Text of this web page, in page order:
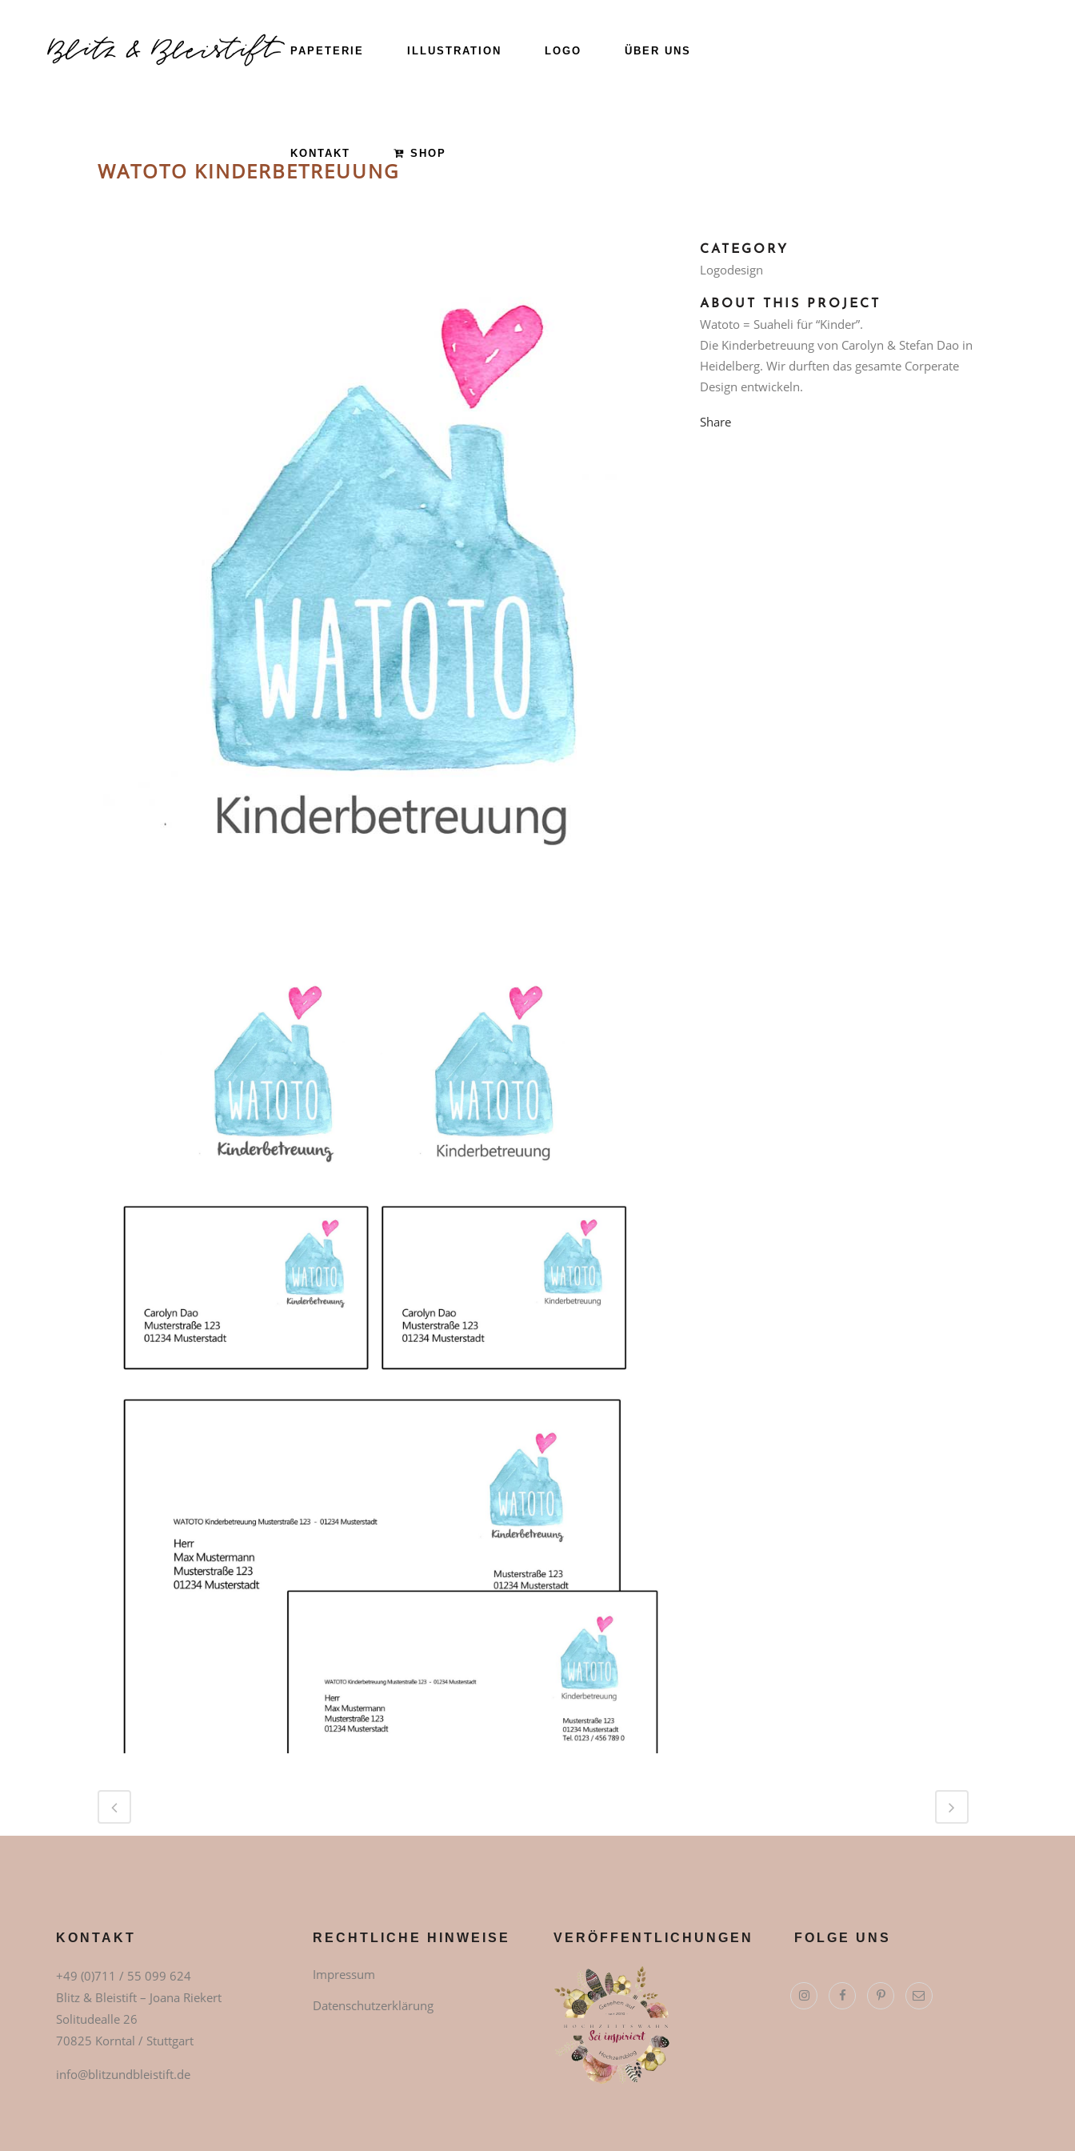
PAPETERIE ILLUSTRATION LOGO ÜBER UNS
KONTAKT SHOP
WATOTO KINDERBETREUUNG
CATEGORY
Logodesign
ABOUT THIS PROJECT
Watoto = Suaheli für “Kinder”.
Die Kinderbetreuung von Carolyn & Stefan Dao in
Heidelberg. Wir durften das gesamte Corperate
Design entwickeln.
Share
KONTAKT
+49 (0)711 / 55 099 624
Blitz & Bleistift – Joana Riekert
Solitudealle 26
70825 Korntal / Stuttgart
info@blitzundbleistift.de
RECHTLICHE HINWEISE
Impressum
Datenschutzerklärung
VERÖFFENTLICHUNGEN FOLGE UNS